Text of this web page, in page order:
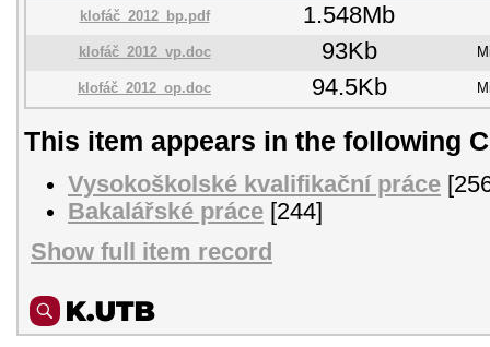
klofáč_2012_bp.pdf
1.548Mb
klofáč_2012_vp.doc 93Kb
klofáč_2012_op.doc 94.5Kb
This item appears in the following
Vysokoškolské kvalifikační práce
Bakalářské práce [244]
Show full item record